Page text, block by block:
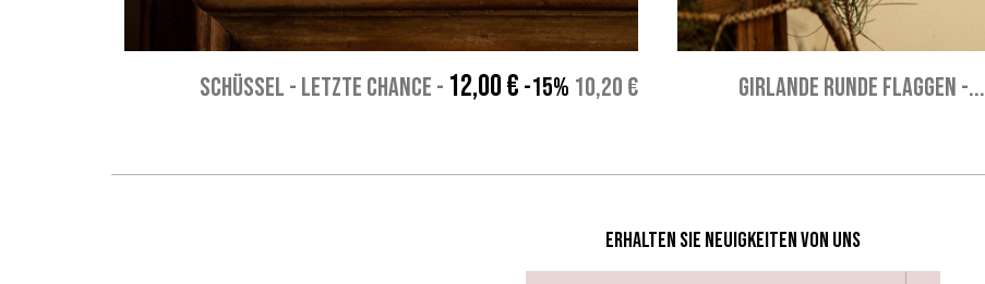
SCHÜSSEL - Letzte chance - 12,00 € -15% 10,20 € GIRLANDE RUNDE FLAGGEN -...
Erhalten Sie Neuigkeiten von uns